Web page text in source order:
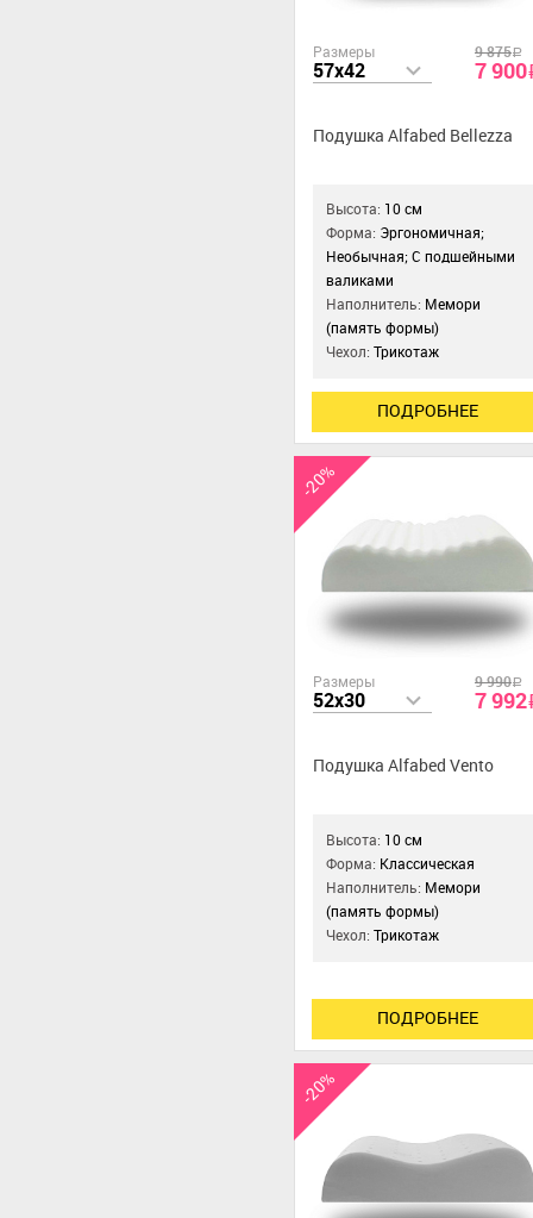
Размеры
57x42
9 875a
7 900
Подушка Alfabed Bellezza
Высота: 10 см
Форма: Эргономичная;
Необычная; С подшейными
валиками
Наполнитель: Мемори
(память формы)
Чехол:Трикотаж
ПОДРОБНЕЕ
-20%
Размеры
52x30
9 990a
7 992
Подушка Alfabed Vento
Высота: 10 см
Форма: Классическая
Наполнитель: Мемори
(память формы)
Чехол:Трикотаж
ПОДРОБНЕЕ
-20%